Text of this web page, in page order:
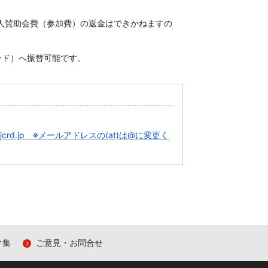
賛助会費（参加費）の返金はできかねますの
）へ振替可能です。
※メールアドレスの(at)は@に変更く
集 ご意見・お問合せ